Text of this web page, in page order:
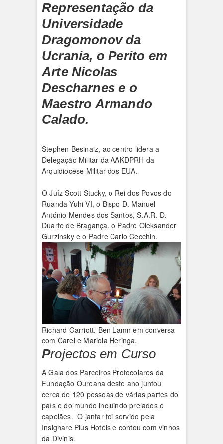
Representação da
Universidade
Dragomonov da
Ucrania, o Perito em
Arte Nicolas
Descharnes e o
Maestro Armando
Calado.
Stephen Besinaiz, ao centro lidera a
Delegação Militar da AAKDPRH da
Arquidiocese Militar dos EUA.
O Juíz Scott Stucky, o Rei dos Povos do
Ruanda Yuhi VI, o Bispo D. Manuel
António Mendes dos Santos, S.A.R. D.
Duarte de Bragança, o Padre Oleksander
Gurzinsky e o Padre Carlo Cecchin.
Richard Garriott, Ben Lamn em conversa
com Carel e Mariola Heringa.
Projectos em Curso
A Gala dos Parceiros Protocolares da
Fundação Oureana deste ano juntou
cerca de 120 pessoas de várias partes do
país e do mundo incluindo prelados e
capelães. O jantar foi servido pela
Insignare Plus Hotéis e contou com vinhos
da Divinis.